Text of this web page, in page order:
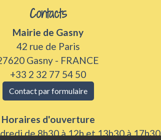
Contacts
Mairie de Gasny
42 rue de Paris
Gasny - FRANCE
+33 2 32 77 54 50
Contact par formulaire
Horaires d'ouverture
de 8h30 à 12h et 13h30 à 17h30